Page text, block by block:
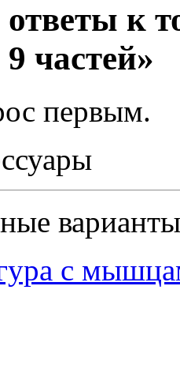
к
частей»
первым.
варианты
с